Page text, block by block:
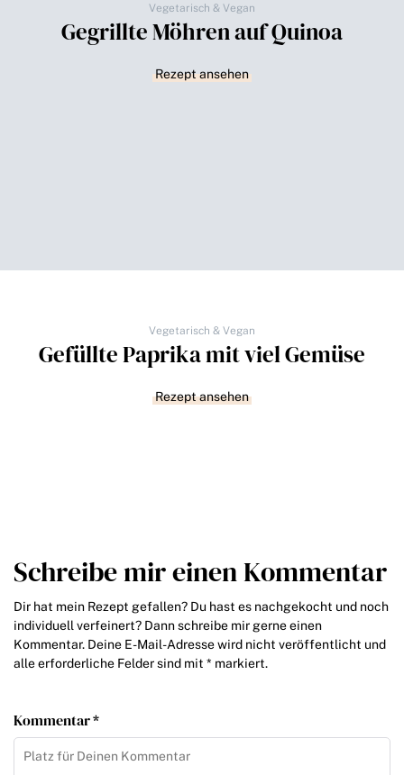
Vegetarisch & Vegan
Gegrillte Möhren auf Quinoa
Rezept ansehen
Vegetarisch & Vegan
Gefüllte Paprika mit viel Gemüse
Rezept ansehen
Schreibe mir einen Kommentar
Dir hat mein Rezept gefallen? Du hast es nachgekocht und noch
individuell verfeinert? Dann schreibe mir gerne einen
Kommentar. Deine E-Mail-Adresse wird nicht veröffentlicht und
alle erforderliche Felder sind mit * markiert.
Kommentar *